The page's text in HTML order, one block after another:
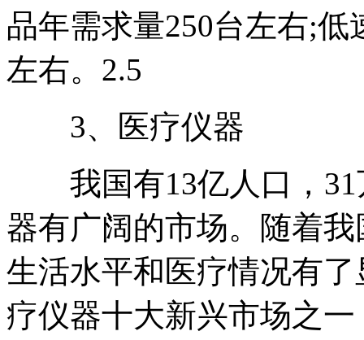
品年需求量250台左右;
左右。2.5
3、医疗仪器
我国有13亿人口，31
器有广阔的市场。随着
生活水平和医疗情况有
疗仪器十大新兴市场之